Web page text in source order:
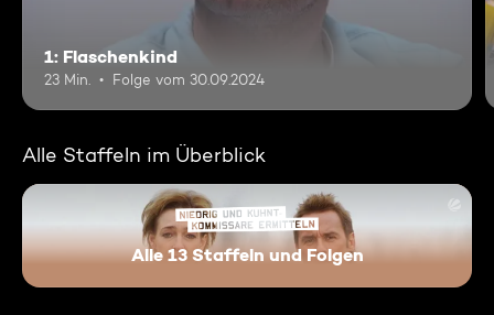
1: Flaschenkind
23 Min. Folge vom 30.09.2024
Alle Staffeln im Überblick
Niedrig und Kuhnt -
Alle 13 Staffeln und Folgen